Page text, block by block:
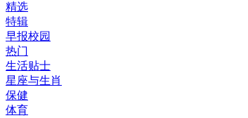
精选
特辑
早报校园
热门
生活贴士
星座与生肖
保健
体育